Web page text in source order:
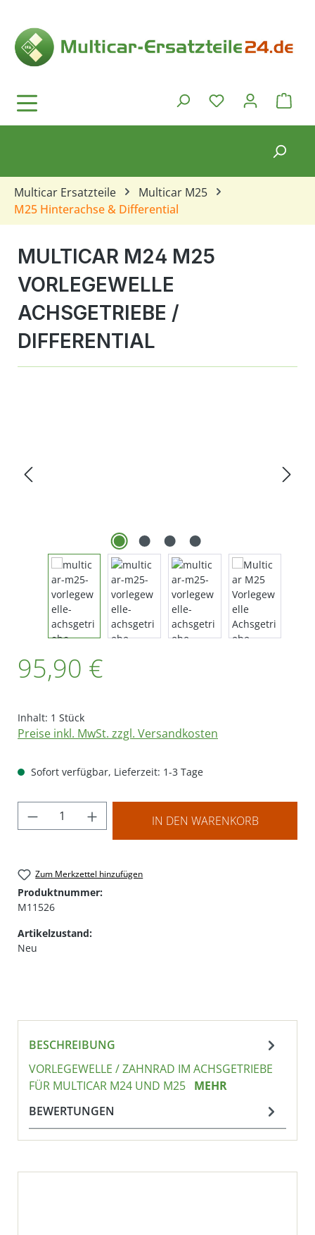
Du hast 0
Multicar Ersatzteile
Multicar M25
M25 Hinterachse & Differential
MULTICAR M24 M25
VORLEGEWELLE
ACHSGETRIEBE /
DIFFERENTIAL
95,90 €
Inhalt: 1 Stück
Preise inkl. MwSt. zzgl. Versandkosten
Sofort verfügbar, Lieferzeit: 1-3 Tage
Produkt Anzahl: Gib den gewünschten
IN DEN WARENKORB
Zum Merkzettel hinzufügen
Produktnummer:
M11526
Artikelzustand:
Neu
BESCHREIBUNG
VORLEGEWELLE / ZAHNRAD IM ACHSGETRIEBE
FÜR MULTICAR M24 UND M25 MEHR
BEWERTUNGEN